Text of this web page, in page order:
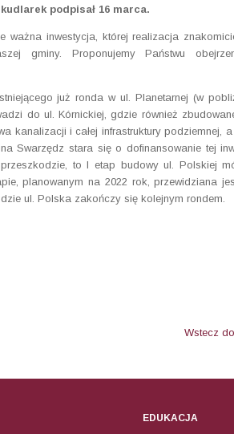
podpisał 16 marca.
ważna inwestycja, której realizacja
gminy. Proponujemy Państwu
już ronda w ul. Planetarnej (w
do ul. Kórnickiej, gdzie również
kanalizacji i całej infrastruktury podziemnej,
Swarzędz stara się o dofinansowanie tej
to I etap budowy ul. Polskiej
planowanym na 2022 rok, przewidziana
ul. Polska zakończy się kolejnym rondem.
Wstecz
EDUKACJA